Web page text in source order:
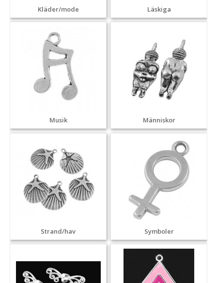
Kläder/mode Läskiga
Musik Människor
Strand/hav Symboler